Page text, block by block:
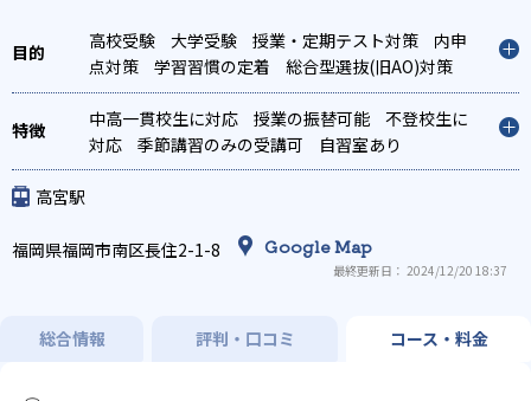
高校受験 大学受験 授業・定期テスト対策
内申
点対策
学習習慣の定着
総合型選抜(旧AO)対策
推薦入試対策
学校別特化対策 国公立大対策
私
大対策
共通テスト対策 英検(英語検定)対策
漢
検(漢字検定)対策
数学特化対策
その他科目別特
化対策
中高一貫校生に対応 授業の振替可能
不登校生に
対応
季節講習のみの受講可 自習室あり
高宮駅
福岡県福岡市南区長住2-1-8 Google Map
最終更新日： 2024/12/20 18:37
総合情報 評判・口コミ コース・料金